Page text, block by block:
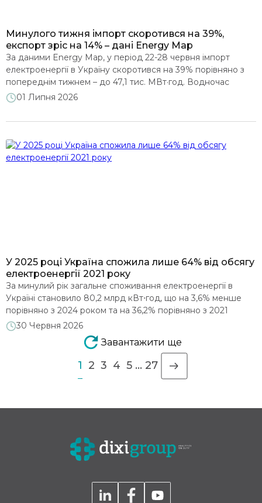
Минулого тижня імпорт скоротився на 39%,
експорт зріс на 14% – дані Energy Map
За даними Energy Map, у період 22-28 червня імпорт
електроенергії в Україну скоротився на 39% порівняно з
попереднім тижнем – до 47,1 тис. МВт·год. Водночас
експорт зріс на 14% до 50,1 тис. МВт·год. Таким чином,
статусі нетто-експортера електроенергії: обсяг експорту
01 Липня 2026
У 2025 році Україна спожила лише 64% від обсягу
електроенергії 2021 року
За минулий рік загальне споживання електроенергії в
Україні становило 80,2 млрд кВт⋅год, що на 3,6% менше
порівняно з 2024 роком та на 36,2% порівняно з 2021
роком до повномасштабної війни. Із цього обсягу 51,1 млрд
кВт⋅год спожили непобутові споживачі, а 29,1 млрд
кВт⋅год – побутові. Про це свідчать дані НКРЕКП,
розміщені на порталі Energy Map. […]
30 Червня 2026
Завантажити ще
1 2 3 4 5 … 27